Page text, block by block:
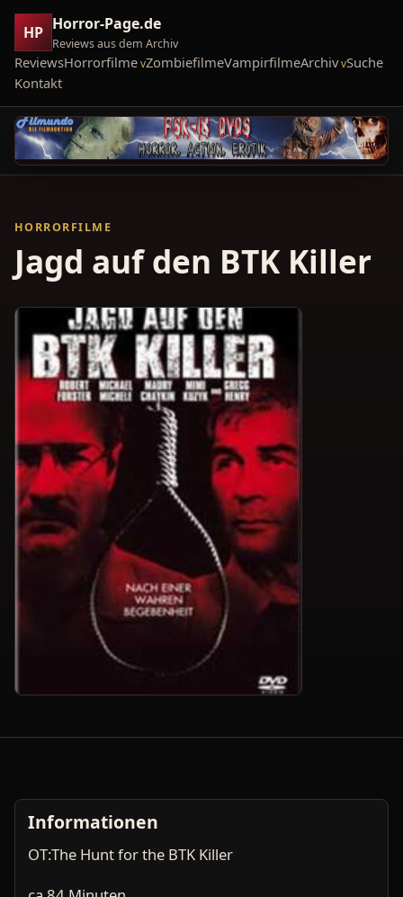
HP Horror-Page.de
Reviews aus dem Archiv
ReviewsHorrorfilme ZombiefilmeVampirfilmeArchiv Suche
Kontakt
HORRORFILME
Jagd auf den BTK Killer
Informationen
OT:The Hunt for the BTK Killer